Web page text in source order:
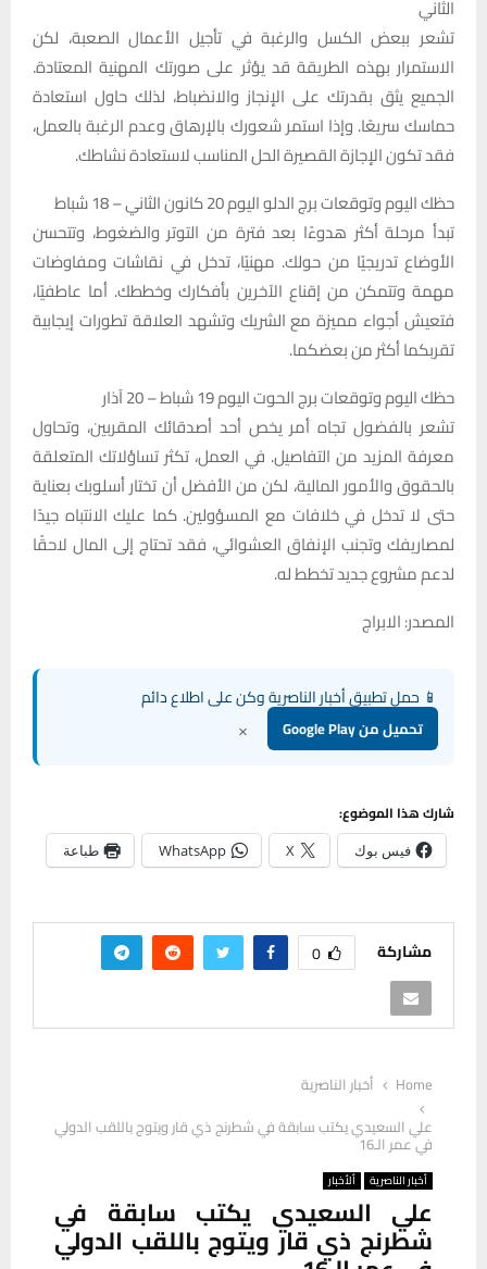
الثاني
تشعر ببعض الكسل والرغبة في تأجيل الأعمال الصعبة، لكن
الاستمرار بهذه الطريقة قد يؤثر على صورتك المهنية المعتادة.
الجميع يثق بقدرتك على الإنجاز والانضباط، لذلك حاول استعادة
حماسك سريعًا. وإذا استمر شعورك بالإرهاق وعدم الرغبة بالعمل،
فقد تكون الإجازة القصيرة الحل المناسب لاستعادة نشاطك.
حظك اليوم وتوقعات برج الدلو اليوم 20 كانون الثاني – 18 شباط
تبدأ مرحلة أكثر هدوءًا بعد فترة من التوتر والضغوط، وتتحسن
الأوضاع تدريجيًا من حولك. مهنيًا، تدخل في نقاشات ومفاوضات
مهمة وتتمكن من إقناع الآخرين بأفكارك وخططك. أما عاطفيًا،
فتعيش أجواء مميزة مع الشريك وتشهد العلاقة تطورات إيجابية
تقربكما أكثر من بعضكما.
حظك اليوم وتوقعات برج الحوت اليوم 19 شباط – 20 آذار
تشعر بالفضول تجاه أمر يخص أحد أصدقائك المقربين، وتحاول
معرفة المزيد من التفاصيل. في العمل، تكثر تساؤلاتك المتعلقة
بالحقوق والأمور المالية، لكن من الأفضل أن تختار أسلوبك بعناية
حتى لا تدخل في خلافات مع المسؤولين. كما عليك الانتباه جيدًا
لمصاريفك وتجنب الإنفاق العشوائي، فقد تحتاج إلى المال لاحقًا
لدعم مشروع جديد تخطط له.
المصدر: الابراج
📱 حمل تطبيق أخبار الناصرية وكن على اطلاع دائم
تحميل من Google Play ×
شارك هذا الموضوع:
فيس بوك X
WhatsApp طباعة
مشاركة 0
Home
أخبار الناصرية
علي السعيدي يكتب سابقة في شطرنج ذي قار ويتوج باللقب الدولي
في عمر الـ16
أخبار الناصرية ألأخبار
علي السعيدي يكتب سابقة في
شطرنج ذي قار ويتوج باللقب الدولي